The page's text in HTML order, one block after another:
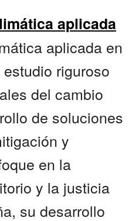
aplicada
aplicada en
riguroso
del cambio
de soluciones
y
en la
y la justicia
su desarrollo